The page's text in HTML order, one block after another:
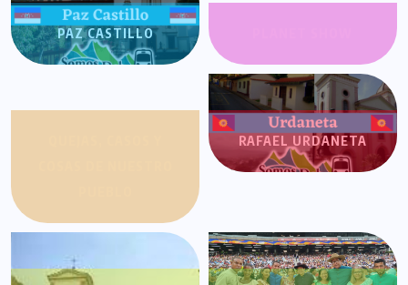
PAZ CASTILLO
RAFAEL URDANETA